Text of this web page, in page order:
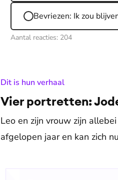
Bevriezen: Ik zou
Aantal reacties: 204
Dit is hun verhaal:
Vier portretten:
Leo en zijn vrouw zijn
afgelopen jaar en kan zich